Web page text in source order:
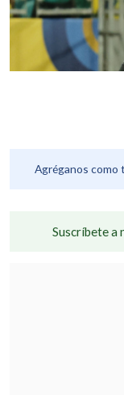
Agréganos como
Suscríbete a